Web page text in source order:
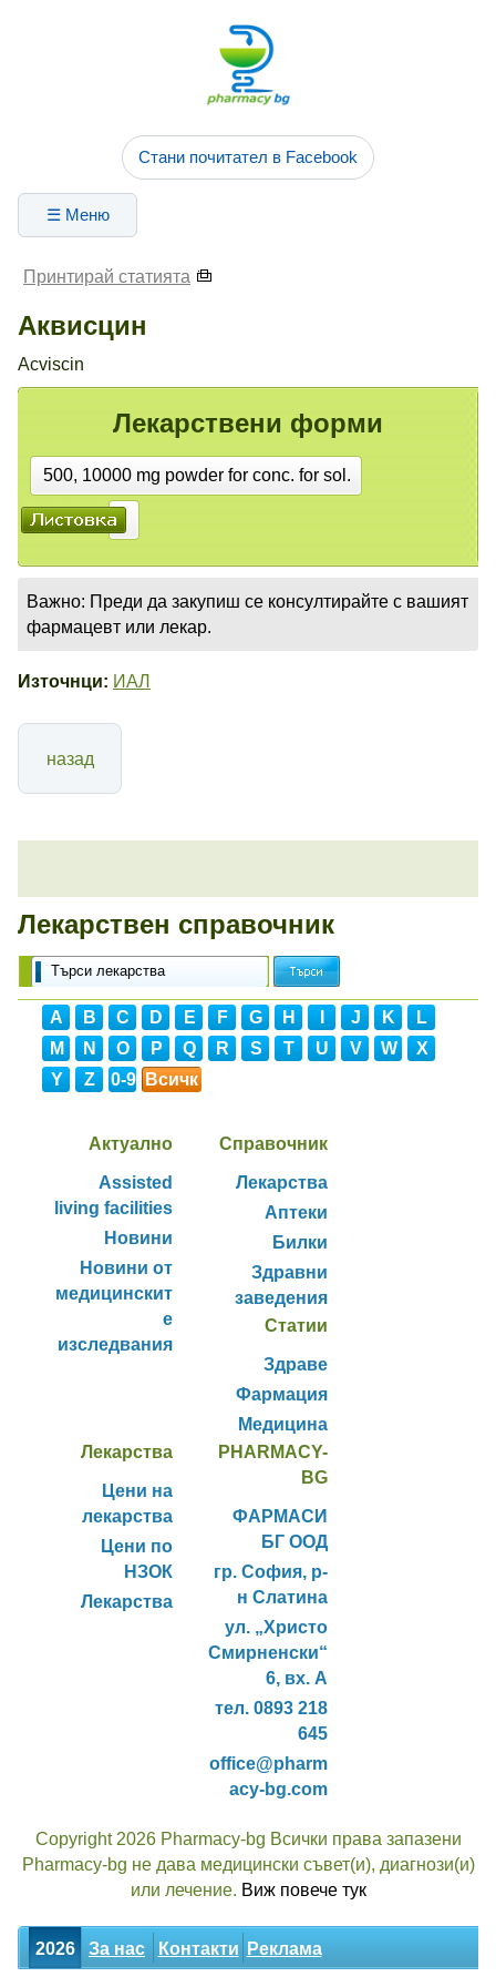
Стани почитател в Facebook
☰ Меню
Принтирай статията
Аквисцин
Acviscin
Лекарствени форми
500, 10000 mg powder for conc. for sol.
Важно: Преди да закупиш се консултирайте с вашият
фармацевт или лекар.
Източнци: ИАЛ
назад
Лекарствен справочник
A B C D E F G H J K
L
M
N O P Q R S T U V W
X
Y
Z 0-9 Всичк
Актуално
Assisted
living facilities
Новини
Новини от
медицинскит
е
изследвания
Справочник
Лекарства
Аптеки
Билки
Здравни
заведения
Статии
Здраве
Фармация
Медицина
Лекарства
Цени на
лекарства
Цени по
НЗОК
Лекарства
PHARMACY-
BG
ФАРМАСИ
БГ ООД
гр. София, р-
н Слатина
ул. „Христо
Смирненски“
6, вх. А
тел. 0893 218
645
office@pharm
acy-bg.com
Copyright 2026 Pharmacy-bg Всички права запазени
Pharmacy-bg не дава медицински съвет(и), диагнози(и)
или лечение. Виж повече тук
2026 За нас Контакти Реклама